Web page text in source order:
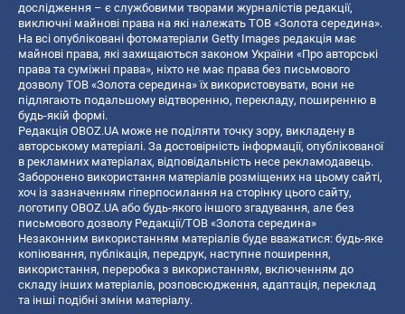
дослідження – є службовими творами журналістів редакції,
виключні майнові права на які належать ТОВ «Золота середина».
На всі опубліковані фотоматеріали Getty Images редакція має
майнові права, які захищаються законом України «Про авторські
права та суміжні права», ніхто не має права без письмового
дозволу ТОВ «Золота середина» їх використовувати, вони не
підлягають подальшому відтворенню, перекладу, поширенню в
будь-якій формі.
Редакція OBOZ.UA може не поділяти точку зору, викладену в
авторському матеріалі. За достовірність інформації, опублікованої
в рекламних матеріалах, відповідальність несе рекламодавець.
Заборонено використання матеріалів розміщених на цьому сайті,
хоч із зазначенням гіперпосилання на сторінку цього сайту,
логотипу OBOZ.UA або будь-якого іншого згадування, але без
письмового дозволу Редакції/ТОВ «Золота середина»
Незаконним використанням матеріалів буде вважатися: будь-яке
копiювання, публiкацiя, передрук, наступне поширення,
використання, переробка з використанням, включенням до
складу інших матеріалів, розповсюдження, адаптація, переклад
та інші подібні зміни матеріалу.